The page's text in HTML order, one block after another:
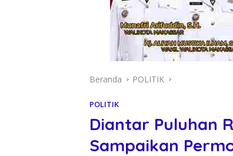
Beranda POLITIK
POLITIK
Diantar Puluhan
Sampaikan